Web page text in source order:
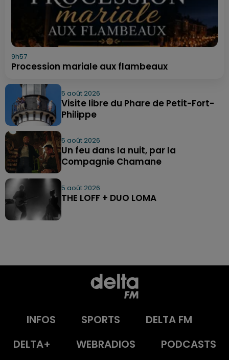
9h57
Procession mariale aux flambeaux
5 août 2026
Visite libre du Phare de Petit-Fort-
Philippe
5 août 2026
Un feu dans la nuit, par la
Compagnie Chamane
5 août 2026
THE LOFF + DUO LOMA
INFOS SPORTS
DELTA FM
DELTA+
WEBRADIOS PODCASTS